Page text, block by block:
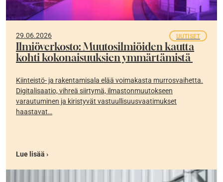
29.06.2026 UUTISET
Ilmiöverkosto: Muutosilmiöiden kautta
kohti kokonaisuuksien ymmärtämistä
Kiinteistö- ja rakentamisala elää voimakasta murrosvaihetta.
Digitalisaatio, vihreä siirtymä, ilmastonmuutokseen
varautuminen ja kiristyvät vastuullisuusvaatimukset
haastavat…
Lue lisää ›